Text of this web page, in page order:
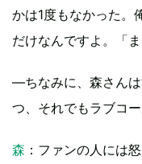
かは1度もなかった。
だけなんですよ。「
―ちなみに、森さん
つ、それでもラブコ
森 ：ファンの人には